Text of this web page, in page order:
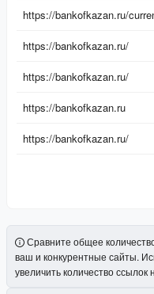
URL
https://bankofkazan.ru/
https://bankofkazan.ru/
https://bankofkazan.ru
https://bankofkazan.ru/
Сравните общее
ваш и конкурентные сайты.
увеличить количество ссылок